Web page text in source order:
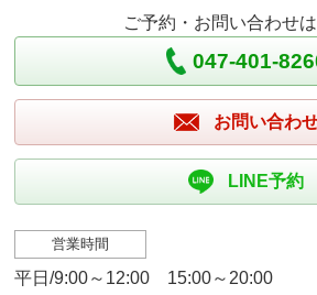
ご予約・お問い合わせ
047-401-
お問い合わ
LINE予約
営業時間
平日/9:00～12:00 15:00～20:00